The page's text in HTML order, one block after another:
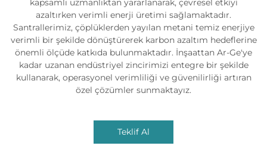
kapsamlı uzmanlıktan yararlanarak, çevresel etkiyi
azaltırken verimli enerji üretimi sağlamaktadır.
Santrallerimiz, çöplüklerden yayılan metani temiz enerjiye
verimli bir şekilde dönüştürerek karbon azaltım hedeflerine
önemli ölçüde katkıda bulunmaktadır. İnşaattan Ar-Ge'ye
kadar uzanan endüstriyel zincirimizi entegre bir şekilde
kullanarak, operasyonel verimliliği ve güvenilirliği artıran
özel çözümler sunmaktayız.
Teklif Al